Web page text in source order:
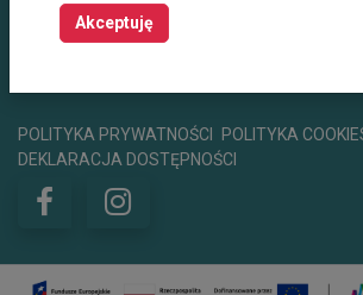
Akceptuję
POLITYKA PRYWATNOŚCI
POLITYKA
DEKLARACJA DOSTĘPNOŚCI